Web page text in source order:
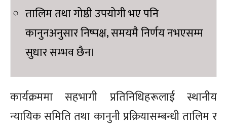
तालिम तथा गोष्ठी उपयोगी भए पनि
कानुनअनुसार निष्पक्ष, समयमै निर्णय नभएसम्म
सुधार सम्भव छैन।
कार्यक्रममा सहभागी प्रतिनिधिहरूलाई स्थानीय
न्यायिक समिति तथा कानुनी प्रक्रियासम्बन्धी तालिम र